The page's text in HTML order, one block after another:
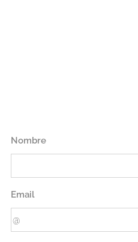
Nombre
Email